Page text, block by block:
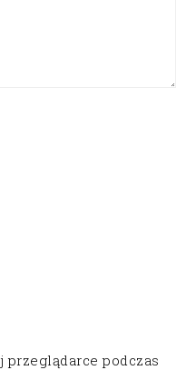
podczas